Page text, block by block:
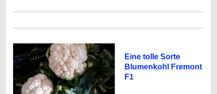
Eine tolle Sorte
Blumenkohl Fremont
F1